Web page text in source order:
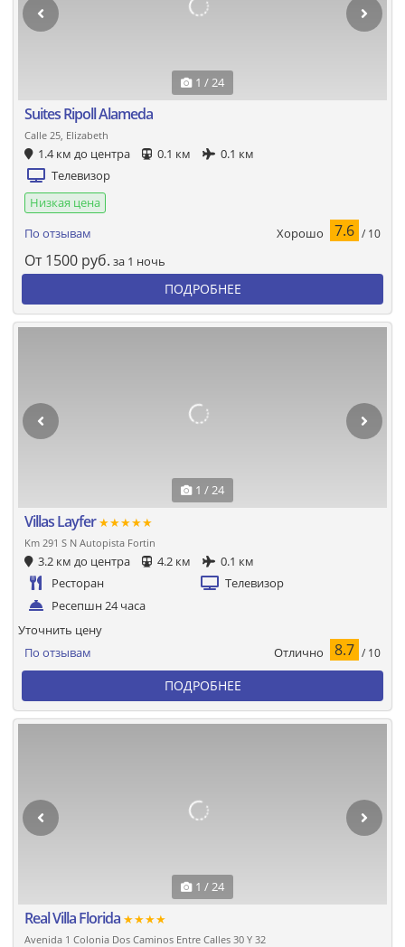
1 / 24
Suites Ripoll Alameda
Calle 25, Elizabeth
1.4 км до центра 0.1 км
0.1 км
Телевизор
Низкая цена
По отзывам
Хорошо 7.6 / 10
От 1500 руб. за 1 ночь
ПОДРОБНЕЕ
1 / 24
Villas Layfer★★★★★
Km 291 S N Autopista Fortin
3.2 км до центра 4.2 км
0.1 км
Ресторан
Телевизор
Ресепшн 24 часа
По отзывам Отлично 8.7 / 10
Уточнить цену
ПОДРОБНЕЕ
1 / 24
Real Villa Florida ★★★★
Avenida 1 Colonia Dos Caminos Entre Calles 30 Y 32